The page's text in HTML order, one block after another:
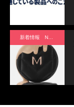
新着情報 News